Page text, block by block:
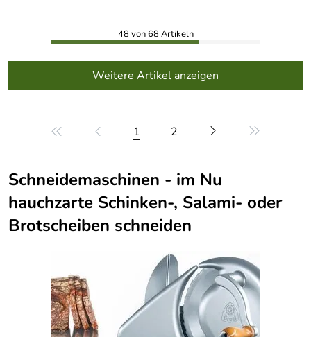
48 von 68 Artikeln
Weitere Artikel anzeigen
1 2
Schneidemaschinen - im Nu
hauchzarte Schinken-, Salami- oder
Brotscheiben schneiden